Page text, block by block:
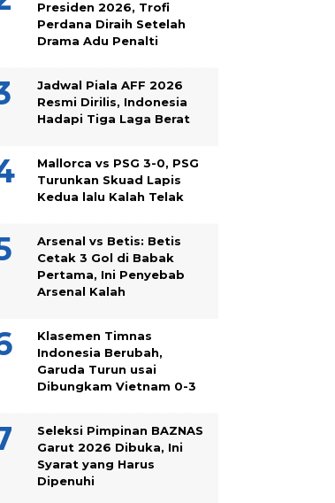
Presiden 2026, Trofi
Perdana Diraih Setelah
Drama Adu Penalti
Jadwal Piala AFF 2026
Resmi Dirilis, Indonesia
Hadapi Tiga Laga Berat
Mallorca vs PSG 3-0, PSG
Turunkan Skuad Lapis
Kedua lalu Kalah Telak
Arsenal vs Betis: Betis
Cetak 3 Gol di Babak
Pertama, Ini Penyebab
Arsenal Kalah
Klasemen Timnas
Indonesia Berubah,
Garuda Turun usai
Dibungkam Vietnam 0-3
Seleksi Pimpinan BAZNAS
Garut 2026 Dibuka, Ini
Syarat yang Harus
Dipenuhi